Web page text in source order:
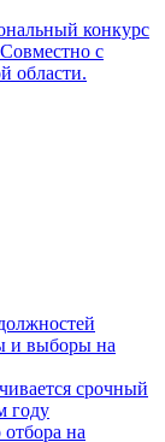
конкурс
с
области.
и выборы на
срочный
году
на